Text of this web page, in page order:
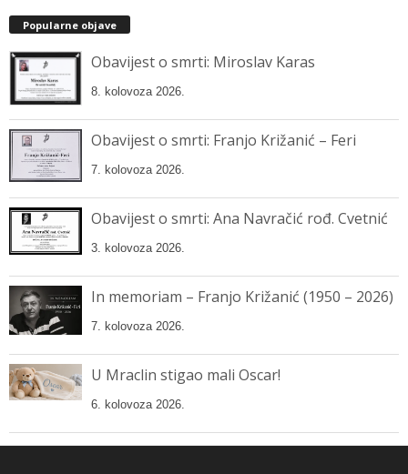
Popularne objave
Obavijest o smrti: Miroslav Karas
8. kolovoza 2026.
Obavijest o smrti: Franjo Križanić – Feri
7. kolovoza 2026.
Obavijest o smrti: Ana Navračić rođ. Cvetnić
3. kolovoza 2026.
In memoriam – Franjo Križanić (1950 – 2026)
7. kolovoza 2026.
U Mraclin stigao mali Oscar!
6. kolovoza 2026.